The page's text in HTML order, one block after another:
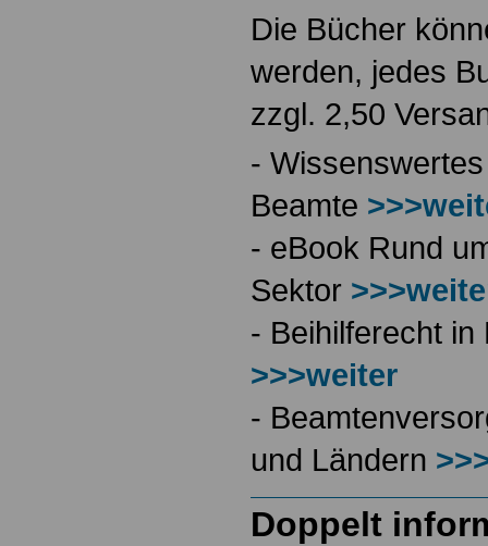
Die Bücher
werden, jedes
zzgl. 2,50
-
Beamte
- eBook Rund
Sektor
- Beihilferecht
>>>weiter
-
und Ländern
Doppelt